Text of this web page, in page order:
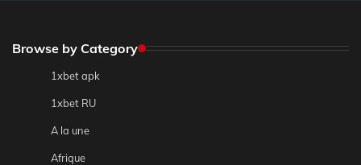
Browse by Category
1xbet apk
1xbet RU
A la une
Afrique